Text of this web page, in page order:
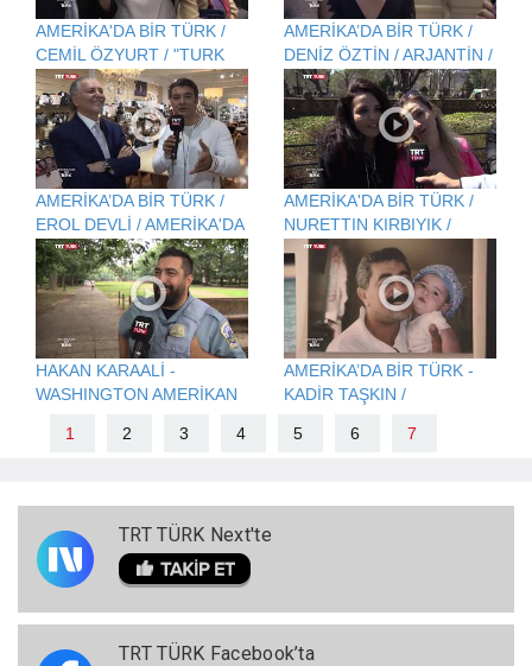
AMERİKA'DA BİR TÜRK /
CEMİL ÖZYURT / "TURK
OF AMERİCA" DERGİSİ
GENEL YAYIN YÖNETMENİ
AMERİKA’DA BİR TÜRK /
DENİZ ÖZTİN / ARJANTİN /
TANGO DERSLERİ
AMERİKA’DA BİR TÜRK /
EROL DEVLİ / AMERİKA'DA
ÇANTA SEKTÖRÜ - MODA
AMERİKA'DA BİR TÜRK /
NURETTIN KIRBIYIK /
AMERİKA'DA
FAYTONCULUK
HAKAN KARAALİ -
WASHINGTON AMERİKAN
AMERİKA’DA BİR TÜRK -
KADİR TAŞKIN /
FIRIN
1 2 3 4 5 6 7
TRT TÜRK Next'te
TRT TÜRK Facebook’ta